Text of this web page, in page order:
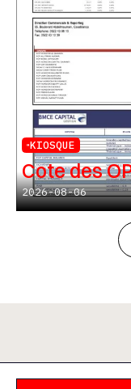
KIOSQUE
Cote des
2026-08-06